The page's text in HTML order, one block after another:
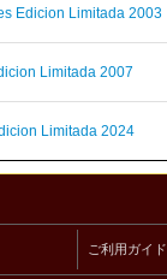
Edicion Limitada 2003
Limitada 2007
Limitada 2024
ご利用ガイド